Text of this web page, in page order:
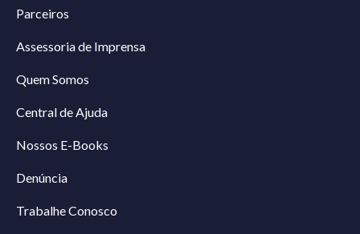
Parceiros
Assessoria de Imprensa
Quem Somos
Central de Ajuda
Nossos E-Books
Denúncia
Trabalhe Conosco